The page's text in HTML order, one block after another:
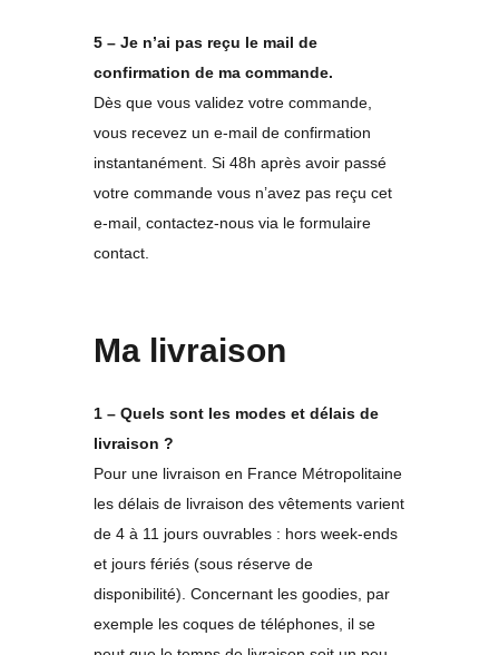
5 – Je n’ai pas reçu le mail de
confirmation de ma commande.
Dès que vous validez votre commande,
vous recevez un e-mail de confirmation
instantanément. Si 48h après avoir passé
votre commande vous n’avez pas reçu cet
e-mail, contactez-nous via le formulaire
contact.
Ma livraison
1 – Quels sont les modes et délais de
livraison ?
Pour une livraison en France Métropolitaine
les délais de livraison des vêtements varient
de 4 à 11 jours ouvrables : hors week-ends
et jours fériés (sous réserve de
disponibilité). Concernant les goodies, par
exemple les coques de téléphones, il se